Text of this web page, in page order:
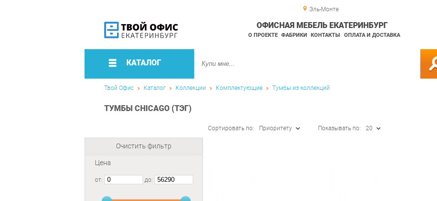
Эль-Монте
ОФИСНАЯ МЕБЕЛЬ ЕКАТЕРИНБУРГ
О ПРОЕКТЕ ФАБРИКИ КОНТАКТЫ ОПЛАТА И ДОСТАВКА
КАТАЛОГ
Твой Офис Каталог Коллекции Комплектующие Тумбы из коллекций
ТУМБЫ CHICAGO (ТЭГ)
Очистить фильтр
Цена
от: до:
Сортировать по: Приоритету Показывать по: 20